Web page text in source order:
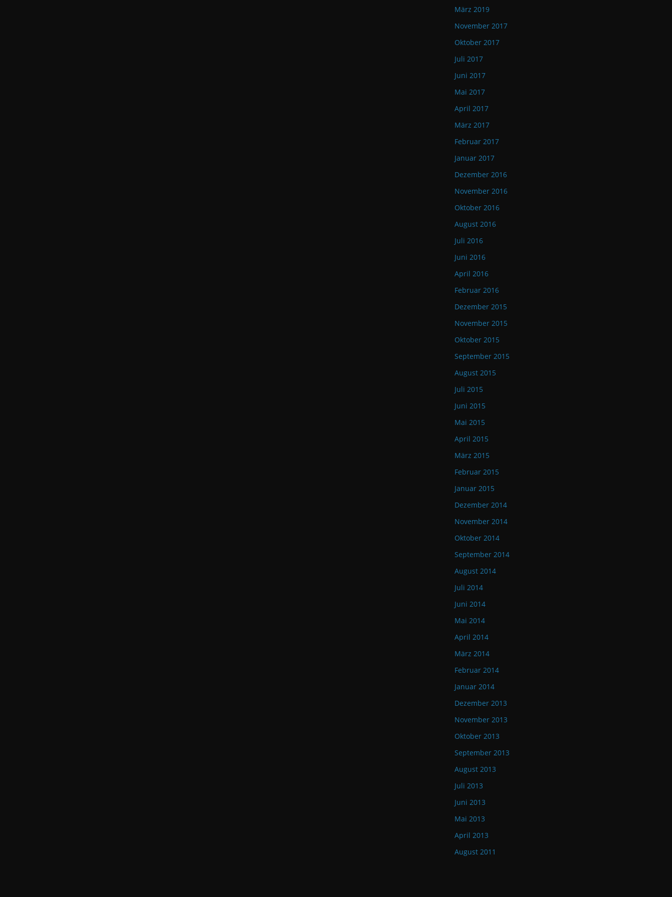
März 2019
November 2017
Oktober 2017
Juli 2017
Juni 2017
Mai 2017
April 2017
März 2017
Februar 2017
Januar 2017
Dezember 2016
November 2016
Oktober 2016
August 2016
Juli 2016
Juni 2016
April 2016
Februar 2016
Dezember 2015
November 2015
Oktober 2015
September 2015
August 2015
Juli 2015
Juni 2015
Mai 2015
April 2015
März 2015
Februar 2015
Januar 2015
Dezember 2014
November 2014
Oktober 2014
September 2014
August 2014
Juli 2014
Juni 2014
Mai 2014
April 2014
März 2014
Februar 2014
Januar 2014
Dezember 2013
November 2013
Oktober 2013
September 2013
August 2013
Juli 2013
Juni 2013
Mai 2013
April 2013
August 2011